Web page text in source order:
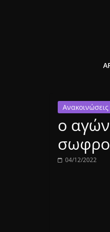
Ανακοινώσεις
ο
04/12/2022